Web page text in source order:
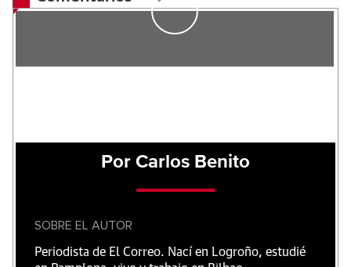
Por Carlos Benito
SOBRE EL AUTOR
Periodista de El Correo. Nací en Logroño, estudié